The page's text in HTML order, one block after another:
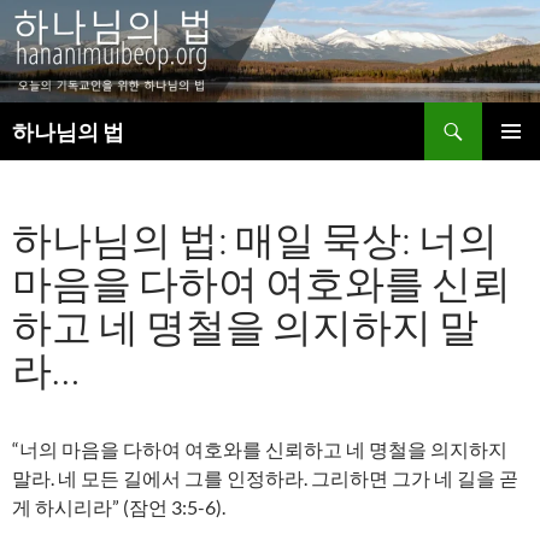
하나님의 법
색
로
건
너
기
하나님의 법: 매일 묵상: 너의
마음을 다하여 여호와를 신뢰
하고 네 명철을 의지하지 말
라…
“너의 마음을 다하여 여호와를 신뢰하고 네 명철을 의지하지
말라. 네 모든 길에서 그를 인정하라. 그리하면 그가 네 길을 곧
게 하시리라” (잠언 3:5-6).